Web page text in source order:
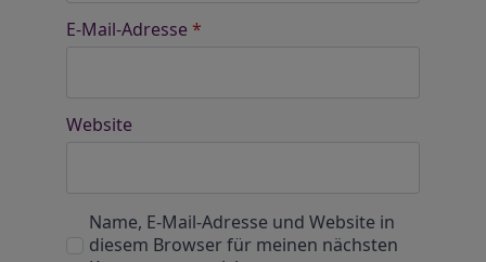
E-Mail-Adresse *
Website
Name, E-Mail-Adresse und Website in
diesem Browser für meinen nächsten